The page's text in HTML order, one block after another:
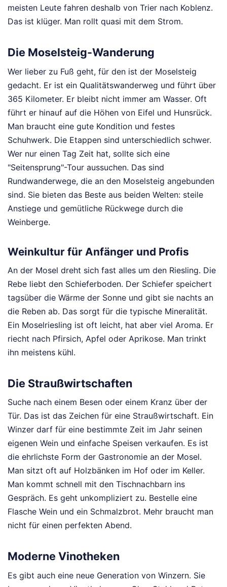
meisten Leute fahren deshalb von Trier nach Koblenz.
Das ist klüger. Man rollt quasi mit dem Strom.
Die Moselsteig-Wanderung
Wer lieber zu Fuß geht, für den ist der Moselsteig
gedacht. Er ist ein Qualitätswanderweg und führt über
365 Kilometer. Er bleibt nicht immer am Wasser. Oft
führt er hinauf auf die Höhen von Eifel und Hunsrück.
Man braucht eine gute Kondition und festes
Schuhwerk. Die Etappen sind unterschiedlich schwer.
Wer nur einen Tag Zeit hat, sollte sich eine
"Seitensprung"-Tour aussuchen. Das sind
Rundwanderwege, die an den Moselsteig angebunden
sind. Sie bieten das Beste aus beiden Welten: steile
Anstiege und gemütliche Rückwege durch die
Weinberge.
Weinkultur für Anfänger und Profis
An der Mosel dreht sich fast alles um den Riesling. Die
Rebe liebt den Schieferboden. Der Schiefer speichert
tagsüber die Wärme der Sonne und gibt sie nachts an
die Reben ab. Das sorgt für die typische Mineralität.
Ein Moselriesling ist oft leicht, hat aber viel Aroma. Er
riecht nach Pfirsich, Apfel oder Aprikose. Man trinkt
ihn meistens kühl.
Die Straußwirtschaften
Suche nach einem Besen oder einem Kranz über der
Tür. Das ist das Zeichen für eine Straußwirtschaft. Ein
Winzer darf für eine bestimmte Zeit im Jahr seinen
eigenen Wein und einfache Speisen verkaufen. Es ist
die ehrlichste Form der Gastronomie an der Mosel.
Man sitzt oft auf Holzbänken im Hof oder im Keller.
Man kommt schnell mit den Tischnachbarn ins
Gespräch. Es geht unkompliziert zu. Bestelle eine
Flasche Wein und ein Schmalzbrot. Mehr braucht man
nicht für einen perfekten Abend.
Moderne Vinotheken
Es gibt auch eine neue Generation von Winzern. Sie